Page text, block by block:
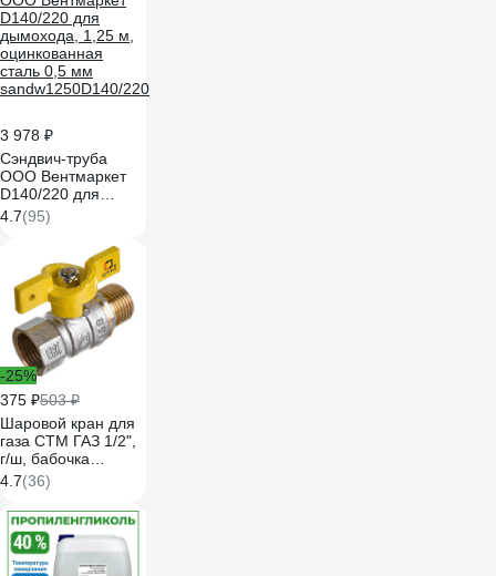
3 978 ₽
Сэндвич-труба
ООО Вентмаркет
D140/220 для
дымохода, 1,25 м,
оцинкованная
sandw1250D140/220
4.7(95)
-25%
375 ₽503 ₽
Шаровой кран для
газа СТМ ГАЗ 1/2",
г/ш, бабочка
CGFMB012
4.7(36)